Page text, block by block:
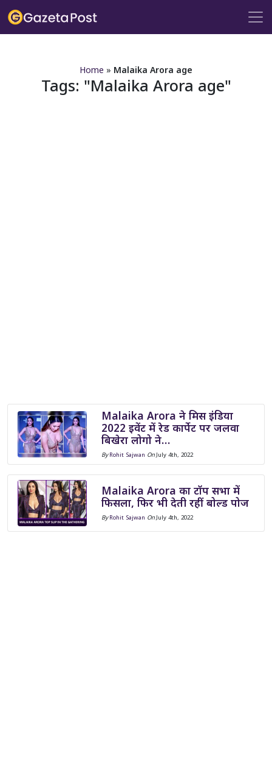
Home » Malaika Arora age
Tags: Malaika Arora age
Malaika Arora ने मिस इंडिया
2022 इवेंट में रेड कार्पेट पर जलवा
बिखेरा लोगो ने…
ByRohit Sajwan On July 4th, 2022
Malaika Arora का टॉप सभा में
फिसला, फिर भी देती रहीं बोल्ड पोज
ByRohit Sajwan On July 4th, 2022